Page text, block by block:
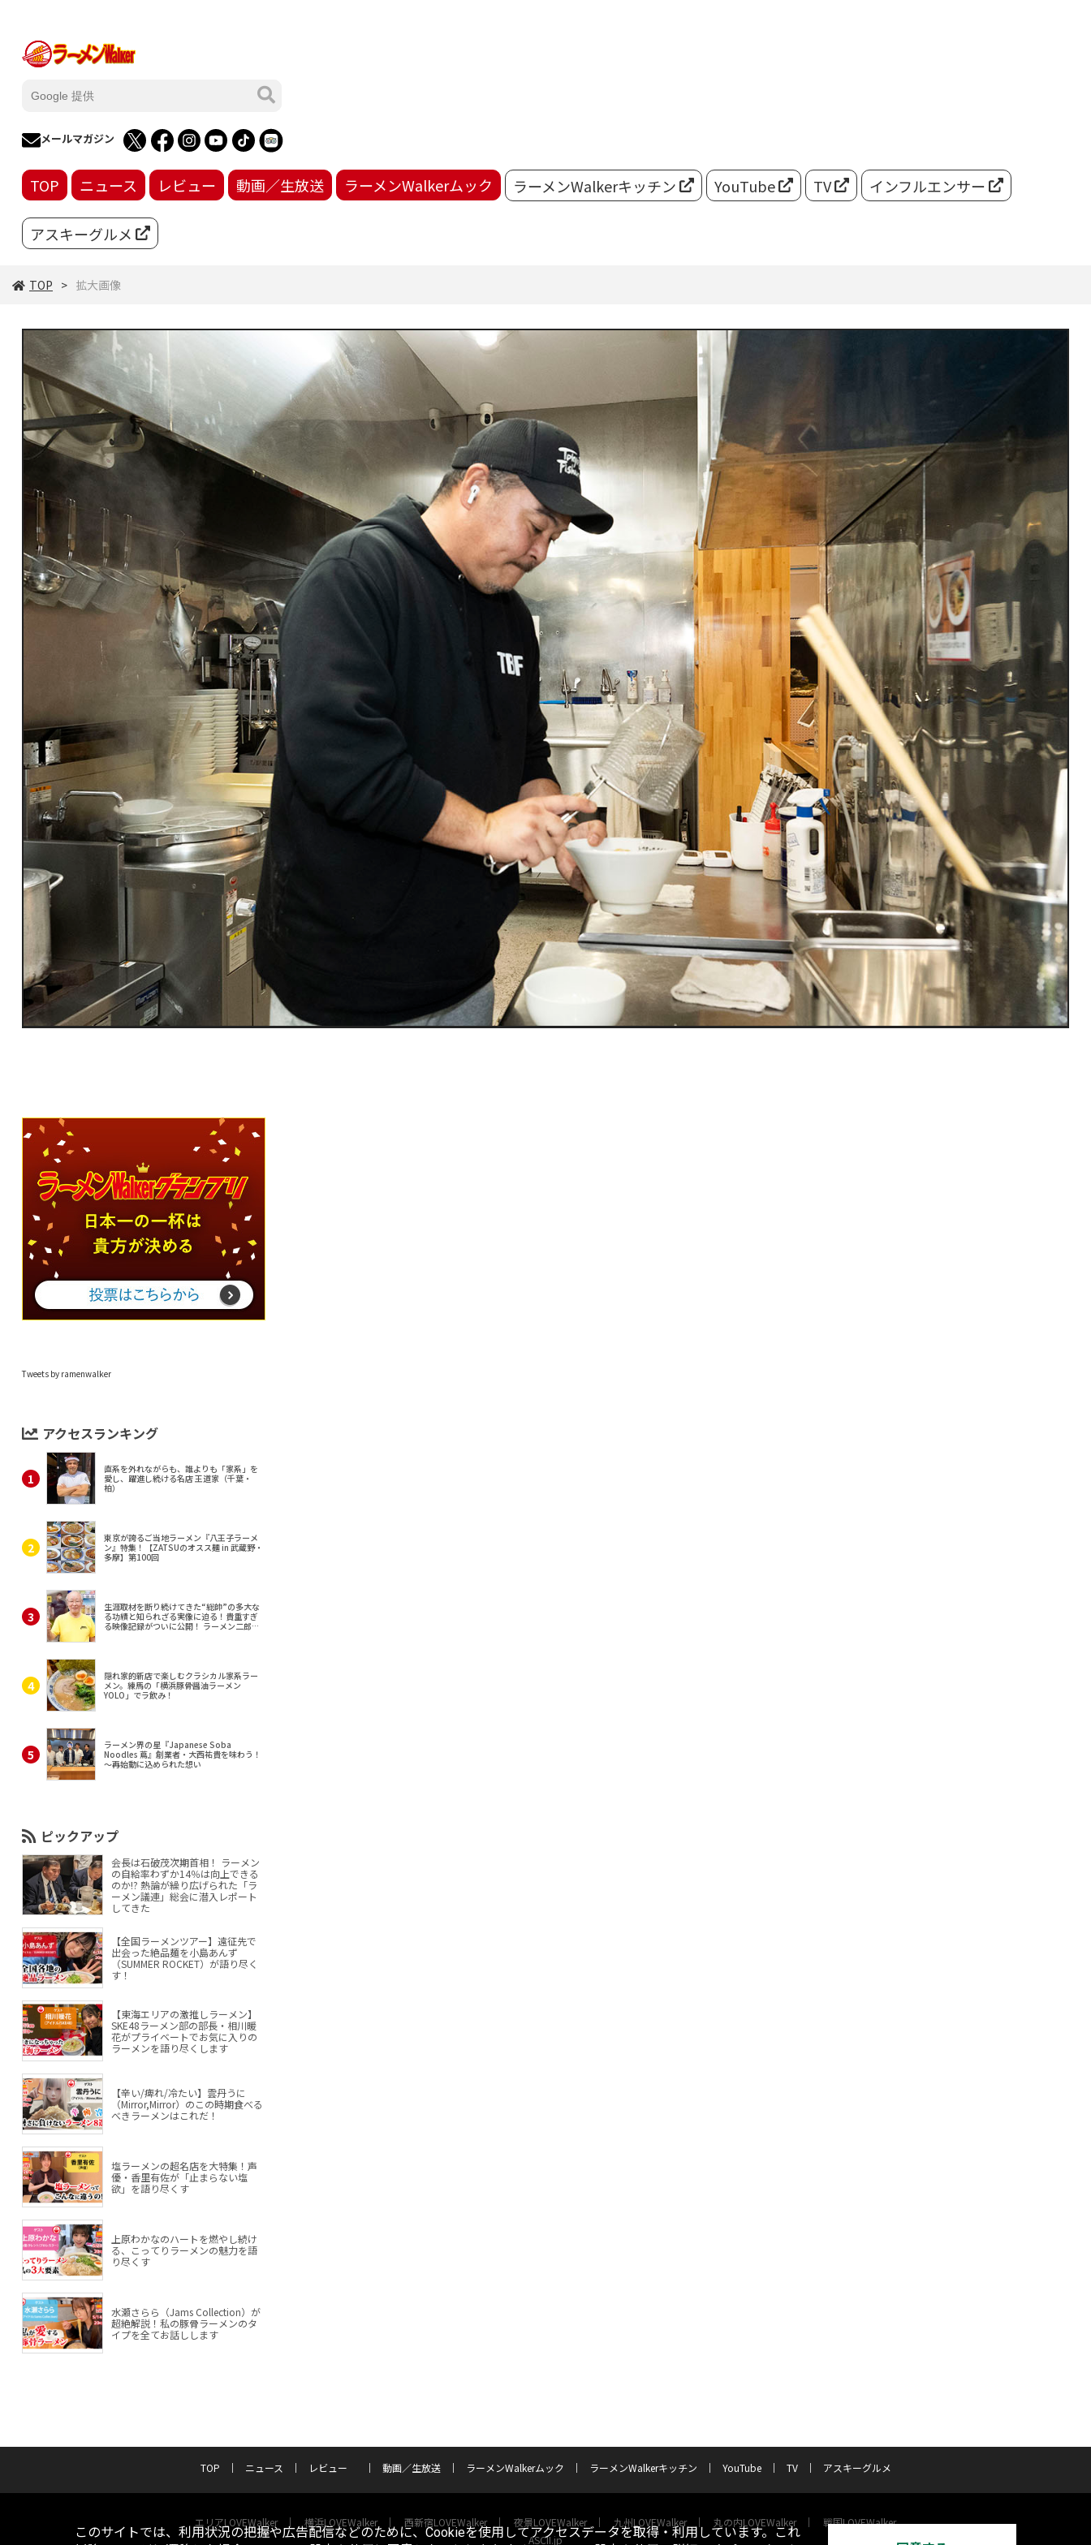
メールマガジン
TOP ニュース レビュー 動画／生放送 ラーメンWalkerムック ラーメンWalkerキッチン YouTube TV インフルエンサー
アスキーグルメ
TOP 拡大画像
Tweets by ramenwalker
アクセスランキング
直系を外れながらも、誰よりも「家系」を
愛し、躍進し続ける名店 王道家（千葉・
柏）
東京が誇るご当地ラーメン『八王子ラーメ
ン』特集！【ZATSUのオスス麺 in 武蔵野・
多摩】第100回
生涯取材を断り続けてきた“総帥”の多大な
る功績と知られざる実像に迫る！貴重すぎ
る映像記録がついに公開！ ラーメン二郎
隠れ家的新店で楽しむクラシカル家系ラー
メン。練馬の「横浜豚骨醤油ラーメン
YOLO」でラ飲み！
ラーメン界の星『Japanese Soba
Noodles 蔦』創業者・大西祐貴を味わう！
～再始動に込められた想い
ピックアップ
会長は石破茂次期首相！ ラーメン
の自給率わずか14％は向上できる
のか!? 熱論が繰り広げられた「ラ
ーメン議連」総会に潜入レポート
してきた
【全国ラーメンツアー】遠征先で
出会った絶品麺を小島あんず
（SUMMER ROCKET）が語り尽く
す！
【東海エリアの激推しラーメン】
SKE48ラーメン部の部長・相川暖
花がプライベートでお気に入りの
ラーメンを語り尽くします
【辛い/痺れ/冷たい】雲丹うに
（Mirror,Mirror）のこの時期食べる
べきラーメンはこれだ！
塩ラーメンの超名店を大特集！声
優・香里有佐が「止まらない塩
欲」を語り尽くす
上原わかなのハートを燃やし続け
る、こってりラーメンの魅力を語
り尽くす
水瀬さらら（Jams Collection）が
超絶解説！私の豚骨ラーメンのタ
イプを全てお話しします
TOP ニュース レビュー 動画／生放送 ラーメンWalkerムック ラーメンWalkerキッチン YouTube TV アスキーグルメ
エリアLOVEWalker 横浜LOVEWalker 西新宿LOVEWalker 夜景LOVEWalker 九州LOVEWalker 丸の内LOVEWalker
戦国LOVEWalker
ASCII.jp
このサイトでは、利用状況の把握や広告配信などのために、Cookieを使用してアクセスデータを取得・利用しています。これ